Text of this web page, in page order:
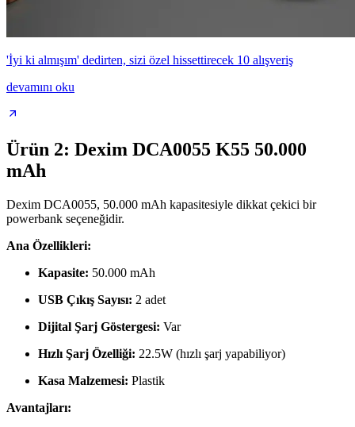
'İyi ki almışım' dedirten, sizi özel hissettirecek 10 alışveriş
devamını oku
Ürün 2: Dexim DCA0055 K55 50.000
mAh
Dexim DCA0055, 50.000 mAh kapasitesiyle dikkat çekici bir
powerbank seçeneğidir.
Ana Özellikleri:
Kapasite: 50.000 mAh
USB Çıkış Sayısı: 2 adet
Dijital Şarj Göstergesi: Var
Hızlı Şarj Özelliği: 22.5W (hızlı şarj yapabiliyor)
Kasa Malzemesi: Plastik
Avantajları: